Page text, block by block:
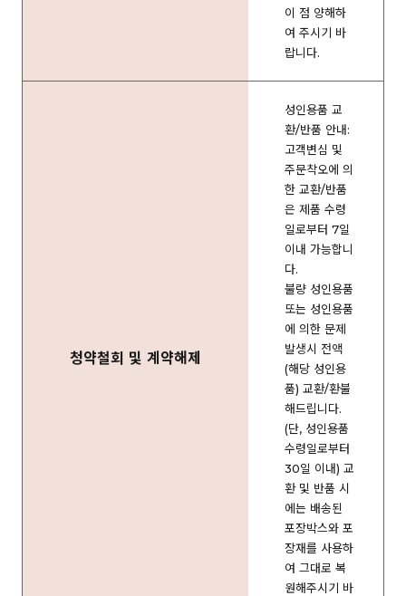
이 점 양해하
여 주시기 바
랍니다.
청약철회 및 계약해제
성인용품 교
환/반품 안내:
고객변심 및
주문착오에 의
한 교환/반품
은 제품 수령
일로부터 7일
이내 가능합니
다.
불량 성인용품
또는 성인용품
에 의한 문제
발생시 전액
(해당 성인용
품) 교환/환불
해드립니다.
(단, 성인용품
수령일로부터
30일 이내) 교
환 및 반품 시
에는 배송된
포장박스와 포
장재를 사용하
여 그대로 복
원해주시기 바